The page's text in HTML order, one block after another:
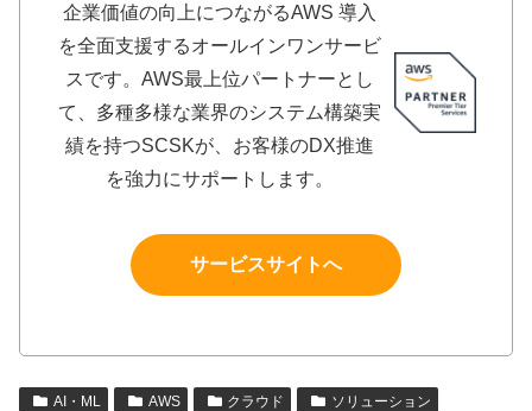
企業価値の向上につながるAWS 導入
を全面支援するオールインワンサービ
スです。AWS最上位パートナーとし
て、多種多様な業界のシステム構築実
績を持つSCSKが、お客様のDX推進
を強力にサポートします。
サービスサイトへ
AI・ML AWS クラウド
ソリューション